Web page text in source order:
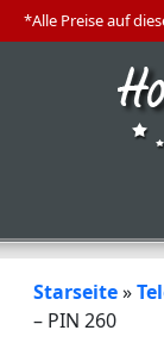
*Alle Preise auf
Starseite»
– PIN 260